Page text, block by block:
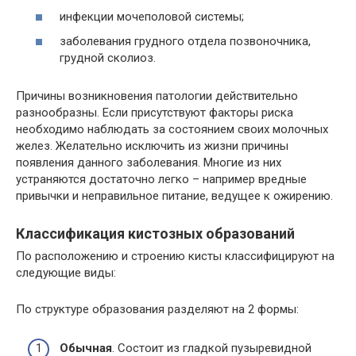
инфекции мочеполовой системы;
заболевания грудного отдела позвоночника,
грудной сколиоз.
Причины возникновения патологии действительно
разнообразны. Если присутствуют факторы риска
необходимо наблюдать за состоянием своих молочных
желез. Желательно исключить из жизни причины
появления данного заболевания. Многие из них
устраняются достаточно легко – например вредные
привычки и неправильное питание, ведущее к ожирению.
Классификация кистозных образований
По расположению и строению кисты классифицируют на
следующие виды:
По структуре образования разделяют на 2 формы:
Обычная. Состоит из гладкой пузыревидной